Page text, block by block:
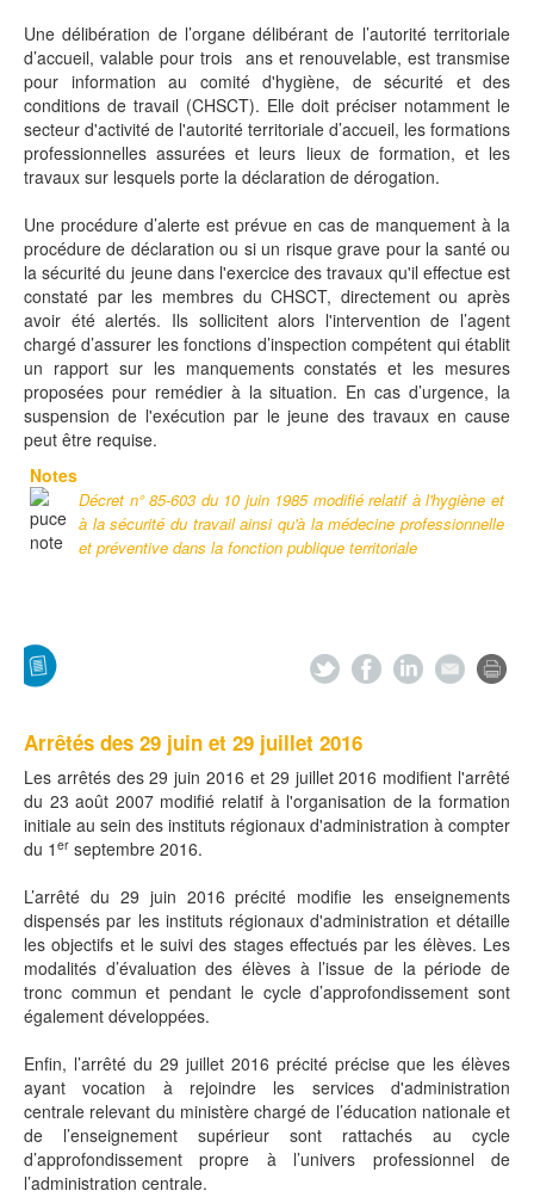
Une délibération de l’organe délibérant de l’autorité territoriale
d’accueil, valable pour trois ans et renouvelable, est transmise
pour information au comité d'hygiène, de sécurité et des
conditions de travail (CHSCT). Elle doit préciser notamment le
secteur d'activité de l'autorité territoriale d’accueil, les formations
professionnelles assurées et leurs lieux de formation, et les
travaux sur lesquels porte la déclaration de dérogation.
Une procédure d’alerte est prévue en cas de manquement à la
procédure de déclaration ou si un risque grave pour la santé ou
la sécurité du jeune dans l'exercice des travaux qu'il effectue est
constaté par les membres du CHSCT, directement ou après
avoir été alertés. Ils sollicitent alors l'intervention de l’agent
chargé d’assurer les fonctions d’inspection compétent qui établit
un rapport sur les manquements constatés et les mesures
proposées pour remédier à la situation. En cas d’urgence, la
suspension de l'exécution par le jeune des travaux en cause
peut être requise.
Notes
Décret n° 85-603 du 10 juin 1985 modifié relatif à l'hygiène et
à la sécurité du travail ainsi qu'à la médecine professionnelle
et préventive dans la fonction publique territoriale
Arrêtés des 29 juin et 29 juillet 2016
Les arrêtés des 29 juin 2016 et 29 juillet 2016 modifient l'arrêté
du 23 août 2007 modifié relatif à l'organisation de la formation
initiale au sein des instituts régionaux d'administration à compter
du 1 er septembre 2016.
L’arrêté du 29 juin 2016 précité modifie les enseignements
dispensés par les instituts régionaux d'administration et détaille
les objectifs et le suivi des stages effectués par les élèves. Les
modalités d’évaluation des élèves à l’issue de la période de
tronc commun et pendant le cycle d’approfondissement sont
également développées.
Enfin, l’arrêté du 29 juillet 2016 précité précise que les élèves
ayant vocation à rejoindre les services d'administration
centrale relevant du ministère chargé de l’éducation nationale et
de l’enseignement supérieur sont rattachés au cycle
d’approfondissement propre à l’univers professionnel de
l’administration centrale.